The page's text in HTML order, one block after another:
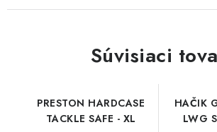
Súvisiaci
PRESTON HARDCASE
TACKLE SAFE - XL
HAČIK
LWG